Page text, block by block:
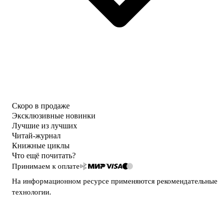
Скоро в продаже
Эксклюзивные новинки
Лучшие из лучших
Читай-журнал
Книжные циклы
Что ещё почитать?
Принимаем к оплате
На информационном ресурсе применяются рекомендательные
технологии.